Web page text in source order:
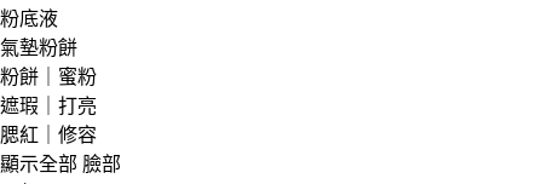
粉底液
氣墊粉餅
粉餅｜蜜粉
遮瑕｜打亮
腮紅｜修容
顯示全部 臉部